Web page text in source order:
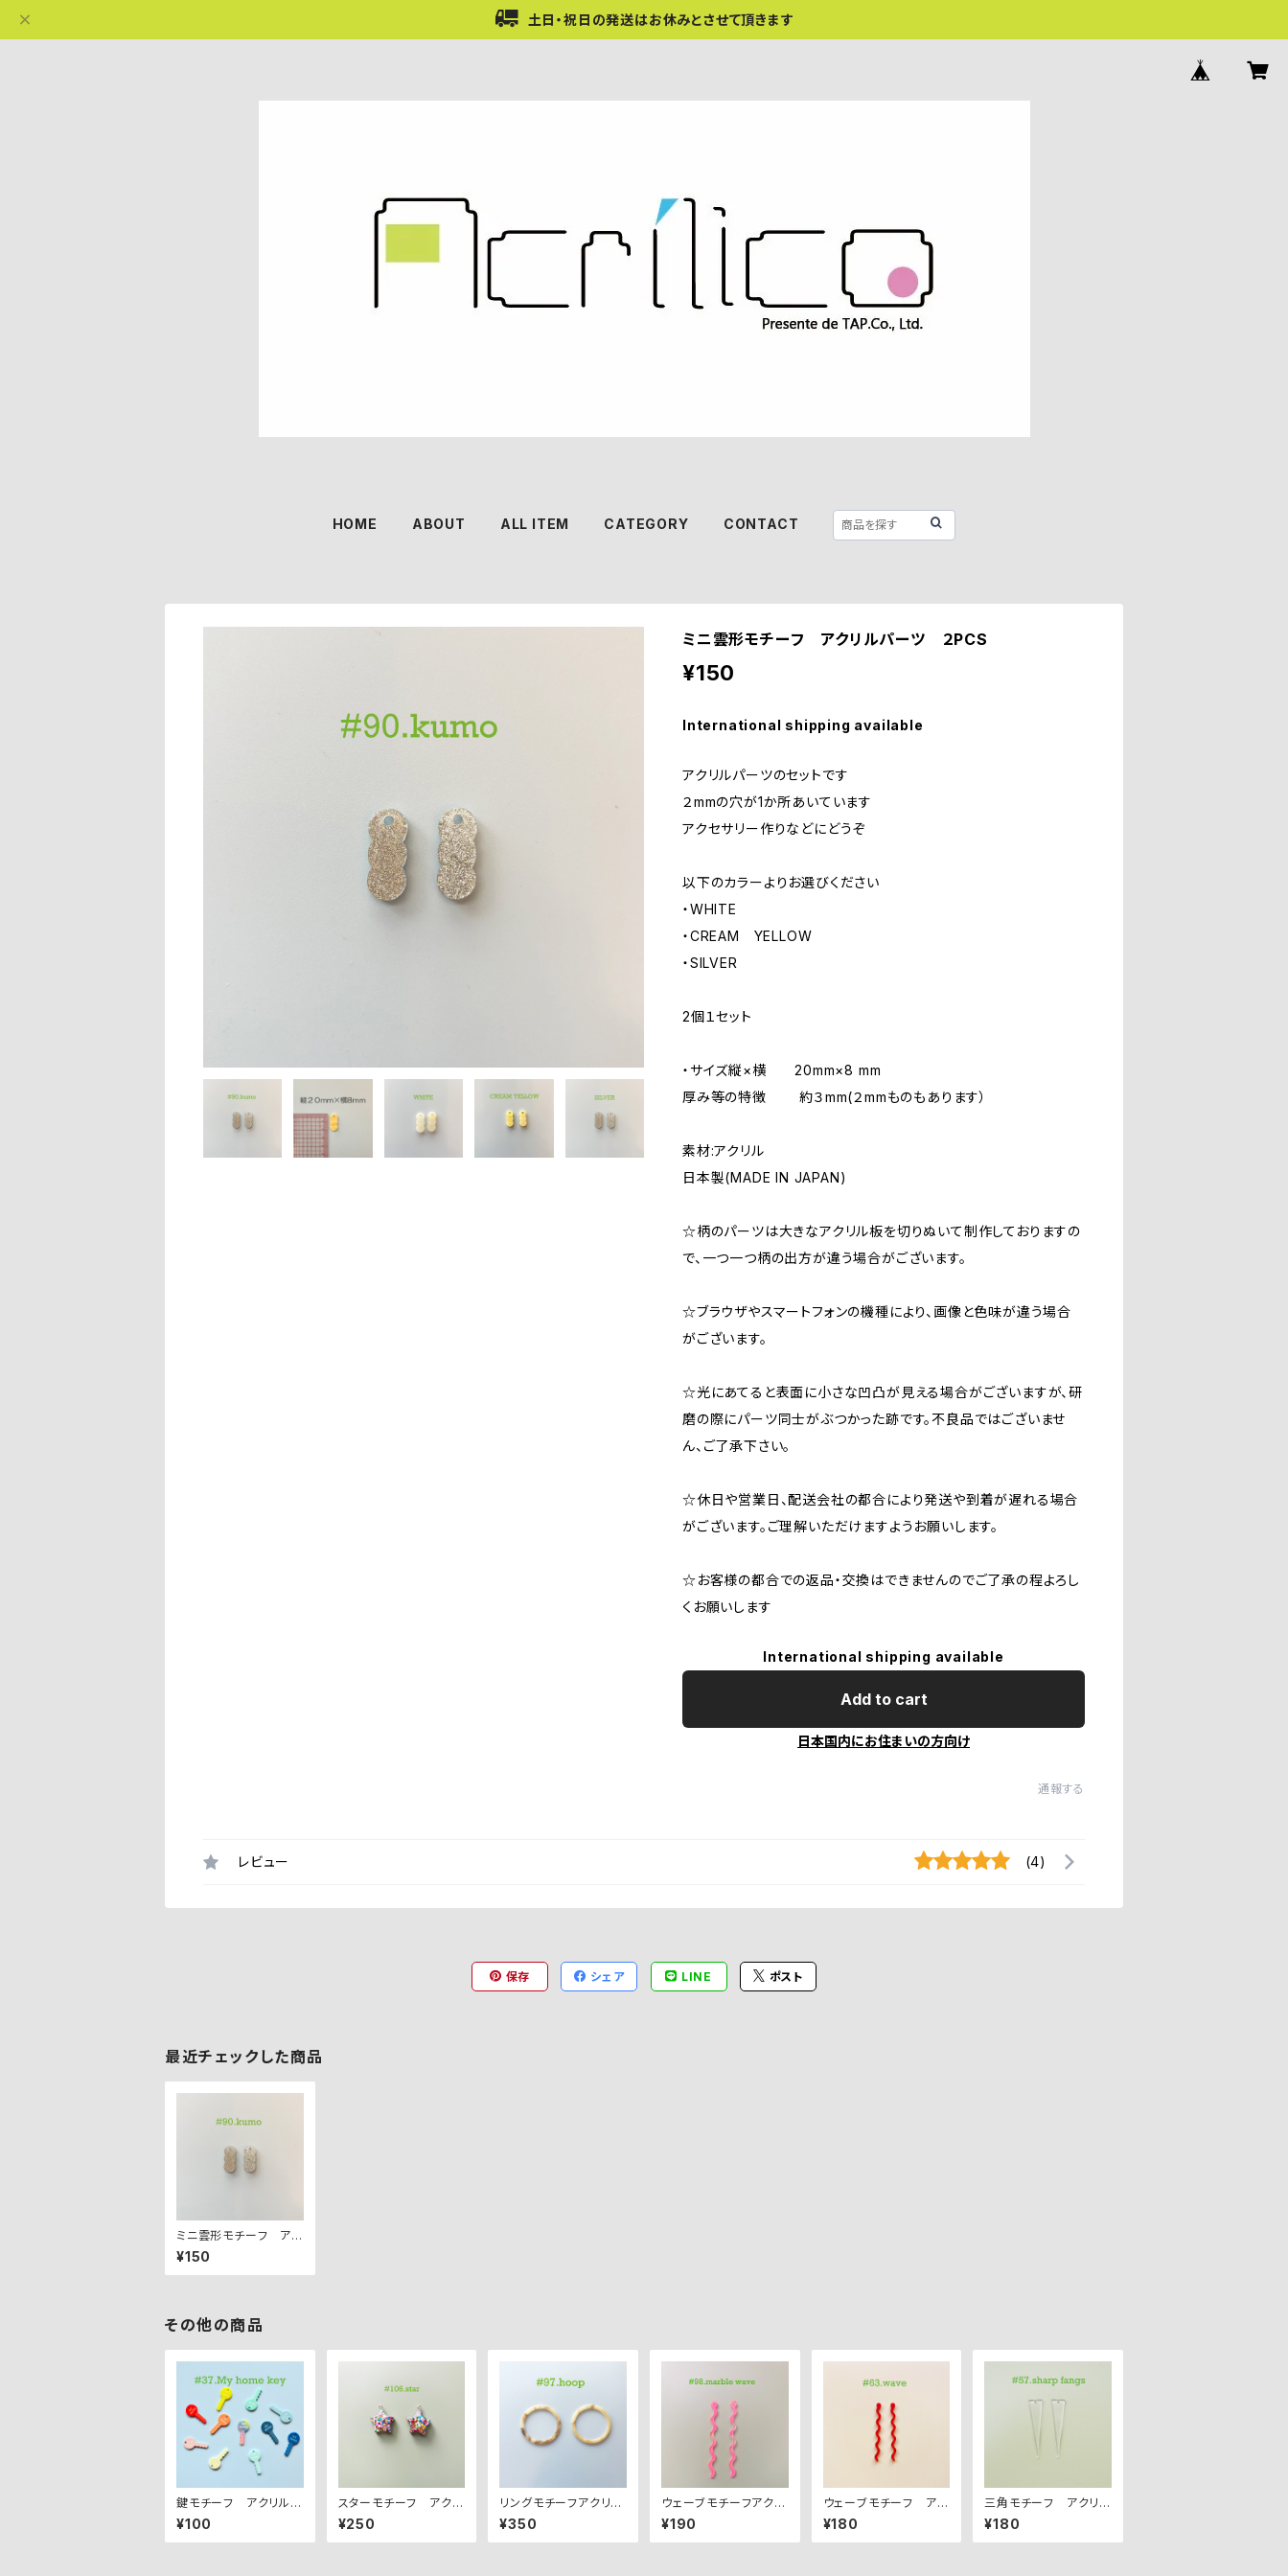
土日・祝日の発送はお休みとさせて頂きます
HOME ABOUT ALL ITEM CATEGORY CONTACT
ミニ雲形モチーフ アクリルパーツ ２PCS
¥150
International shipping available
アクリルパーツのセットです
２mmの穴が1か所あいています
アクセサリー作りなどにどうぞ
以下のカラーよりお選びください
・WHITE
・CREAM YELLOW
・SILVER
2個１セット
・サイズ縦×横 20mm×8 mm
厚み等の特徴 約３mm(２mmものもあります）
素材:アクリル
日本製(MADE IN JAPAN)
☆柄のパーツは大きなアクリル板を切りぬいて制作しておりますの
で、一つ一つ柄の出方が違う場合がございます。
☆ブラウザやスマートフォンの機種により、画像と色味が違う場合
がございます。
☆光にあてると表面に小さな凹凸が見える場合がございますが、研
磨の際にパーツ同士がぶつかった跡です。不良品ではございませ
ん、ご了承下さい。
☆休日や営業日、配送会社の都合により発送や到着が遅れる場合
がございます。ご理解いただけますようお願いします。
☆お客様の都合での返品・交換はできませんのでご了承の程よろし
くお願いします
International shipping available
Add to cart
日本国内にお住まいの方向け
通報する
レビュー (4)
保存 シェア LINE ポスト
最近チェックした商品
ミニ雲形モチーフ アク
リルパーツ ２PCS
¥150
その他の商品
鍵モチーフ アクリルパ
ーツ
¥100
スターモチーフ アクリ
ルパーツ 2PCS
¥250
リングモチーフアクリル
パーツ ２PCS
¥350
ウェーブモチーフアクリ
ルパーツ ２PCS
¥190
ウェーブモチーフ アク
リルパーツ ２PCS
¥180
三角モチーフ アクリル
パーツ ２PCS
¥180